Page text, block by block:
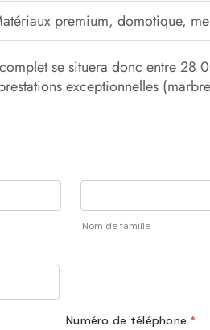
premium, domotique,
se situera donc entre
exceptionnelles